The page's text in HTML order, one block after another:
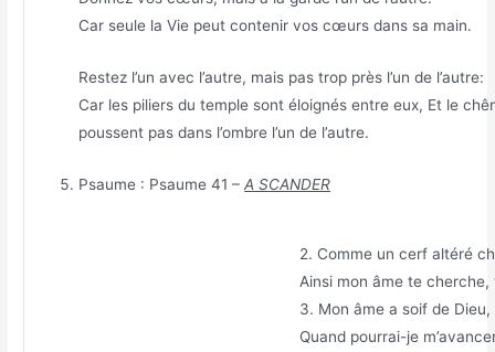
Car seule la Vie peut contenir vos cœurs dans sa main.
Restez l’un avec l’autre, mais pas trop près l’un de l’autre:
Car les piliers du temple sont éloignés entre eux, Et le
poussent pas dans l’ombre l’un de l’autre.
Psaume : Psaume 41 –A SCANDER
2. Comme un cerf altéré
Ainsi mon âme te cherche,
3. Mon âme a soif de
Quand pourrai-je